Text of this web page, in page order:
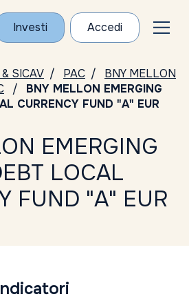
Investi Accedi
SICAV PAC
BNY MELLON
BNY MELLON EMERGING
CURRENCY FUND "A" EUR
EMERGING
LOCAL
FUND "A" EUR